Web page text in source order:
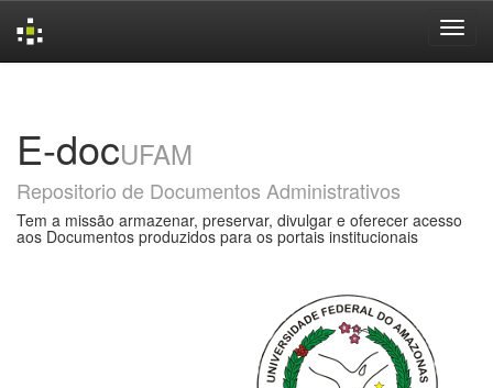
E-docUFAM
Repositorio de Documentos Administrativos
Tem a missão armazenar, preservar, divulgar e oferecer acesso
aos Documentos produzidos para os portais institucionais